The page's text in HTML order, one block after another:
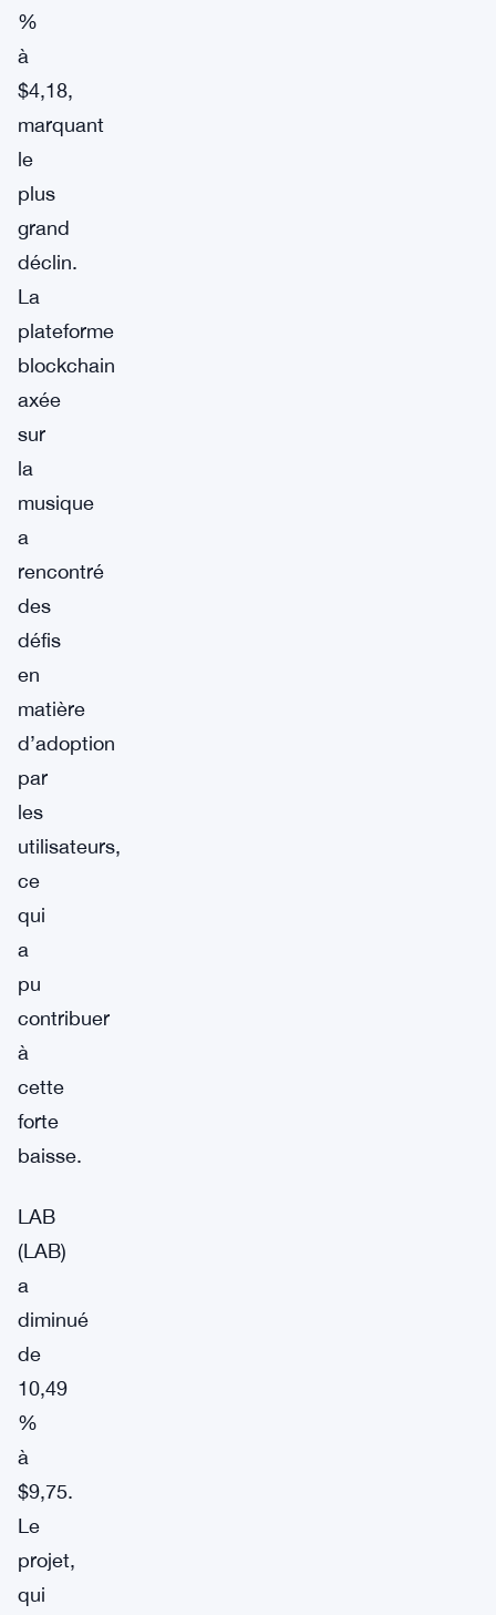
%
à
$4,18,
marquant
le
plus
grand
déclin.
La
plateforme
blockchain
axée
sur
la
musique
a
rencontré
des
défis
en
matière
d’adoption
par
les
utilisateurs,
ce
qui
a
pu
contribuer
à
cette
forte
baisse.
LAB
(LAB)
a
diminué
de
10,49
%
à
$9,75.
Le
projet,
qui